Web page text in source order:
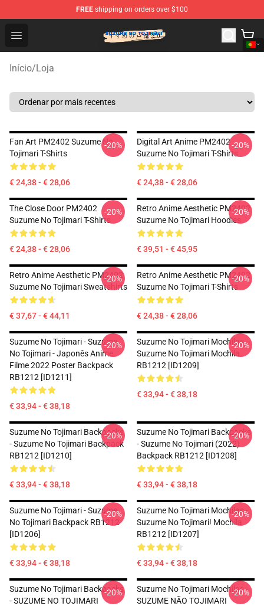
FREE shipping on orders over $100
Open menu
Suzumeno Tojimari Store - Official Suzumeno Tojimari
Início/Loja
Fan Art PM2402 Suzume No
Tojimari T-Shirts
€ 24,38 - € 28,06
-20%
Digital Art Anime PM2402
Suzume No Tojimari T-Shirts
€ 24,38 - € 28,06
-20%
The Close Door PM2402
Suzume No Tojimari T-Shirts
€ 24,38 - € 28,06
-20%
Retro Anime Aesthetic PM2402
Suzume No Tojimari Hoodies
€ 39,51 - € 45,95
-20%
Retro Anime Aesthetic PM2402
Suzume No Tojimari Sweatshirts
€ 37,67 - € 44,11
-20%
Retro Anime Aesthetic PM2402
Suzume No Tojimari T-Shirts
€ 24,38 - € 28,06
-20%
Suzume No Tojimari - Suzume
No Tojimari - Japonês Anime
Filme 2022 Poster Backpack
RB1212 [ID1211]
€ 33,94 - € 38,18
-20%
Suzume No Tojimari Mochilas -
Suzume No Tojimari Mochila
RB1212 [ID1209]
€ 33,94 - € 38,18
-20%
Suzume No Tojimari Backpacks
- Suzume No Tojimari Backpack
RB1212 [ID1210]
€ 33,94 - € 38,18
-20%
Suzume No Tojimari Backpacks
- Suzume No Tojimari (2022)
Backpack RB1212 [ID1208]
€ 33,94 - € 38,18
-20%
Suzume No Tojimari - Suzume
No Tojimari Backpack RB1212
[ID1206]
€ 33,94 - € 38,18
-20%
Suzume No Tojimari Mochilas -
Suzume No Tojimari! Mochila
RB1212 [ID1207]
€ 33,94 - € 38,18
-20%
Suzume No Tojimari Backpacks
- SUZUME NO TOJIMARI
-20%
Suzume No Tojimari Mochilas -
SUZUME NÃO TOJIMARI
-20%